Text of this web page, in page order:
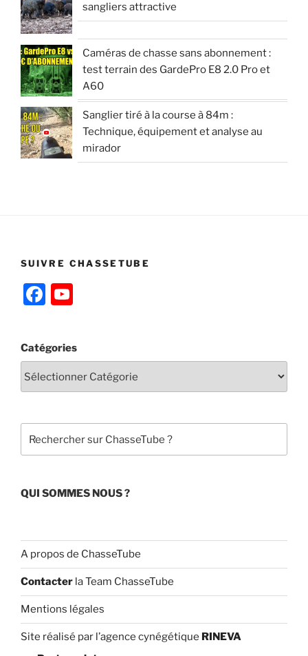
sangliers attractive
Caméras de chasse sans abonnement :
test terrain des GardePro E8 2.0 Pro et
A60
Sanglier tiré à la course à 84m :
Technique, équipement et analyse au
mirador
SUIVRE CHASSETUBE
F
c
e
b
o
k
T
u
e
C
a
n
el
Catégories
QUI SOMMES NOUS ?
A propos de ChasseTube
Contacter la Team ChasseTube
Mentions légales
Site réalisé par l’agence cynégétique RINEVA